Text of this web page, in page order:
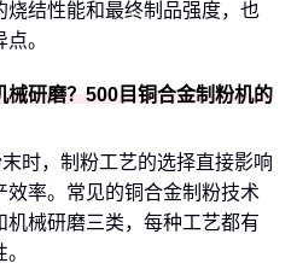
结性能和最终制品强度，也
。
研磨？500目铜合金制粉机的
时，制粉工艺的选择直接影响
率。常见的铜合金制粉技术
械研磨三类，每种工艺都有